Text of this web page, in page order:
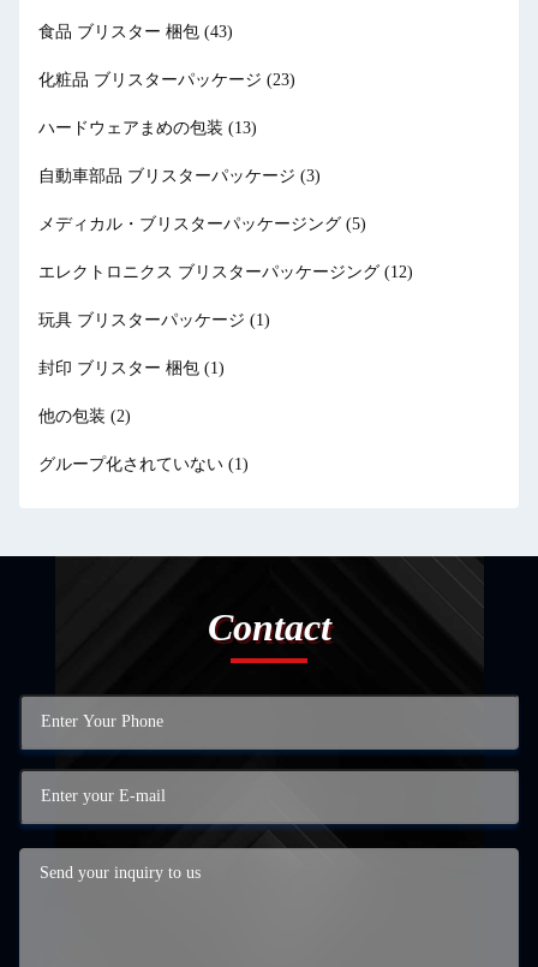
食品 ブリスター 梱包 (43)
化粧品 ブリスターパッケージ (23)
ハードウェアまめの包装 (13)
自動車部品 ブリスターパッケージ (3)
メディカル・ブリスターパッケージング (5)
エレクトロニクス ブリスターパッケージング (12)
玩具 ブリスターパッケージ (1)
封印 ブリスター 梱包 (1)
他の包装 (2)
グループ化されていない (1)
Contact